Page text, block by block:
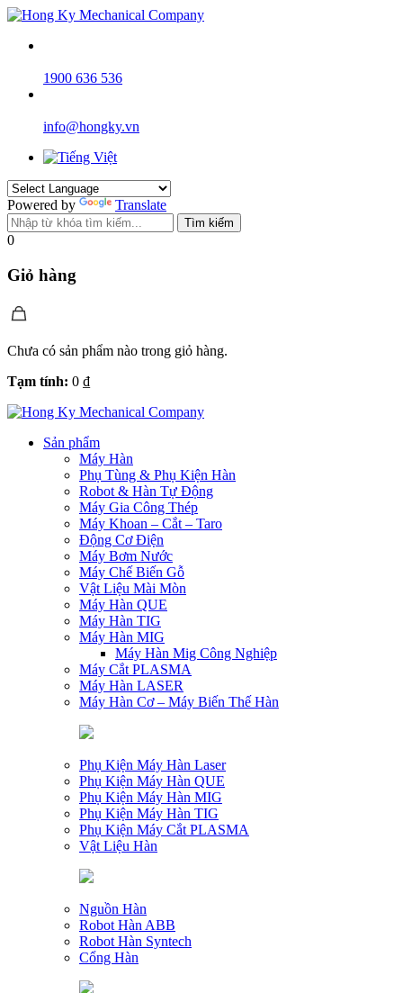
1900 636 536
info@hongky.vn
Powered by Translate
Tìm kiếm
0
Giỏ hàng
Chưa có sản phẩm nào trong giỏ hàng.
Tạm tính: 0 ₫
Sản phẩm
Máy Hàn
Phụ Tùng & Phụ Kiện Hàn
Robot & Hàn Tự Động
Máy Gia Công Thép
Máy Khoan – Cắt – Taro
Động Cơ Điện
Máy Bơm Nước
Máy Chế Biến Gỗ
Vật Liệu Mài Mòn
Máy Hàn QUE
Máy Hàn TIG
Máy Hàn MIG
Máy Hàn Mig Công Nghiệp
Máy Cắt PLASMA
Máy Hàn LASER
Máy Hàn Cơ – Máy Biến Thế Hàn
Phụ Kiện Máy Hàn Laser
Phụ Kiện Máy Hàn QUE
Phụ Kiện Máy Hàn MIG
Phụ Kiện Máy Hàn TIG
Phụ Kiện Máy Cắt PLASMA
Vật Liệu Hàn
Nguồn Hàn
Robot Hàn ABB
Robot Hàn Syntech
Cổng Hàn